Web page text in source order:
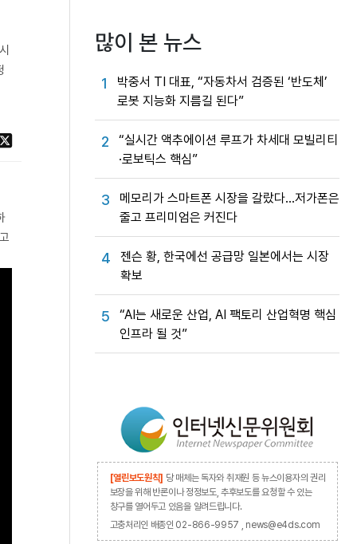
많이 본 뉴스
1
박중서 TI 대표, “자동차서 검증된 ‘반도체’
로봇 지능화 지름길 된다”
2
“실시간 액추에이션 루프가 차세대 모빌리티
·로보틱스 핵심”
3
메모리가 스마트폰 시장을 갈랐다…저가폰은
줄고 프리미엄은 커진다
4
젠슨 황, 한국에선 공급망 일본에서는 시장
확보
5
“AI는 새로운 산업, AI 팩토리 산업혁명 핵심
인프라 될 것”
[열린보도원칙] 당 매체는 독자와 취재원 등 뉴스이용자의 권리
보장을 위해 반론이나 정정보도, 추후보도를 요청할 수 있는
창구를 열어두고 있음을 알려드립니다.
고충처리인 배종인 02-866-9957 , news@e4ds.com